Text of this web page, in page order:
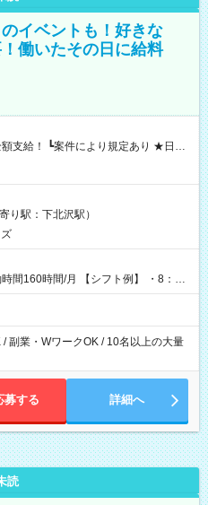
イベントも！好きな
働いたその日に給料
たその日に現金GET♪ お仕事後はコ
とせます！ 【試用期間】試
り駅：下北沢駅）
【シフト例】 ・8：00
副業・WワークOK / 10名以上の大量
募する 詳細へ
読